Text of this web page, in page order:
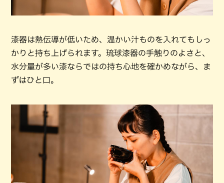
漆器は熱伝導が低いため、温かい汁ものを入れてもしっ
かりと持ち上げられます。琉球漆器の手触りのよさと、
水分量が多い漆ならではの持ち心地を確かめながら、ま
ずはひと口。